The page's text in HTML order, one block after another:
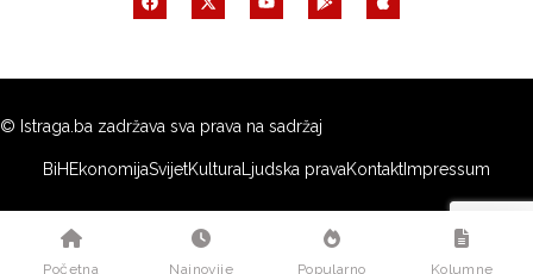
© Istraga.ba zadržava sva prava na sadržaj
BiHEkonomijaSvijetKulturaLjudska pravaKontaktImpressum
Početna Najnovije Popularno Kolumne